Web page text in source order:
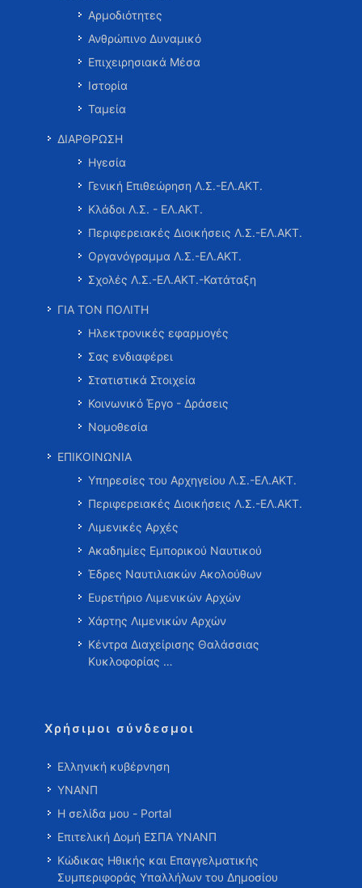
Αρμοδιότητες
Ανθρώπινο Δυναμικό
Επιχειρησιακά Μέσα
Ιστορία
Ταμεία
ΔΙΑΡΘΡΩΣΗ
Ηγεσία
Γενική Επιθεώρηση Λ.Σ.-ΕΛ.ΑΚΤ.
Κλάδοι Λ.Σ. - ΕΛ.ΑΚΤ.
Περιφερειακές Διοικήσεις Λ.Σ.-ΕΛ.ΑΚΤ.
Οργανόγραμμα Λ.Σ.-ΕΛ.ΑΚΤ.
Σχολές Λ.Σ.-ΕΛ.ΑΚΤ.-Κατάταξη
ΓΙΑ ΤΟΝ ΠΟΛΙΤΗ
Ηλεκτρονικές εφαρμογές
Σας ενδιαφέρει
Στατιστικά Στοιχεία
Κοινωνικό Έργο - Δράσεις
Νομοθεσία
ΕΠΙΚΟΙΝΩΝΙΑ
Υπηρεσίες του Αρχηγείου Λ.Σ.-ΕΛ.ΑΚΤ.
Περιφερειακές Διοικήσεις Λ.Σ.-ΕΛ.ΑΚΤ.
Λιμενικές Αρχές
Ακαδημίες Εμπορικού Ναυτικού
Έδρες Ναυτιλιακών Ακολούθων
Ευρετήριο Λιμενικών Αρχών
Χάρτης Λιμενικών Αρχών
Κέντρα Διαχείρισης Θαλάσσιας
Κυκλοφορίας …
Χρήσιμοι σύνδεσμοι
Ελληνική κυβέρνηση
ΥΝΑΝΠ
Η σελίδα μου - Portal
Επιτελική Δομή ΕΣΠΑ ΥΝΑΝΠ
Κώδικας Ηθικής και Επαγγελματικής
Συμπεριφοράς Υπαλλήλων του Δημοσίου